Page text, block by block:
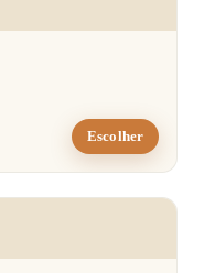
Escolher